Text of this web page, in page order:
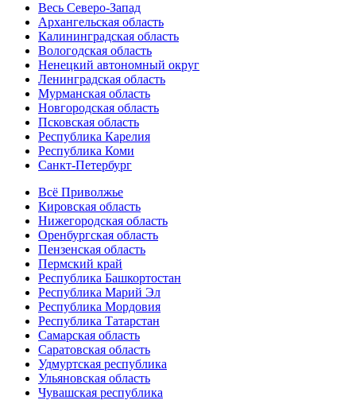
Весь Северо-Запад
Архангельская область
Калининградская область
Вологодская область
Ненецкий автономный округ
Ленинградская область
Мурманская область
Новгородская область
Псковская область
Республика Карелия
Республика Коми
Санкт-Петербург
Всё Приволжье
Кировская область
Нижегородская область
Оренбургская область
Пензенская область
Пермский край
Республика Башкортостан
Республика Марий Эл
Республика Мордовия
Республика Татарстан
Самарская область
Саратовская область
Удмуртская республика
Ульяновская область
Чувашская республика